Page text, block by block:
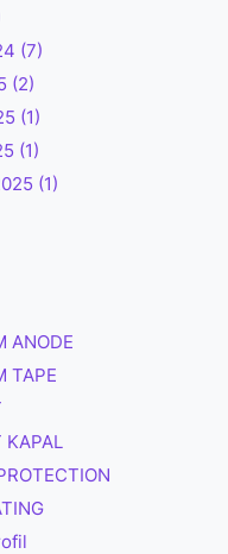
(7)
(2)
(1)
(1)
(1)
ANODE
TAPE
KAPAL